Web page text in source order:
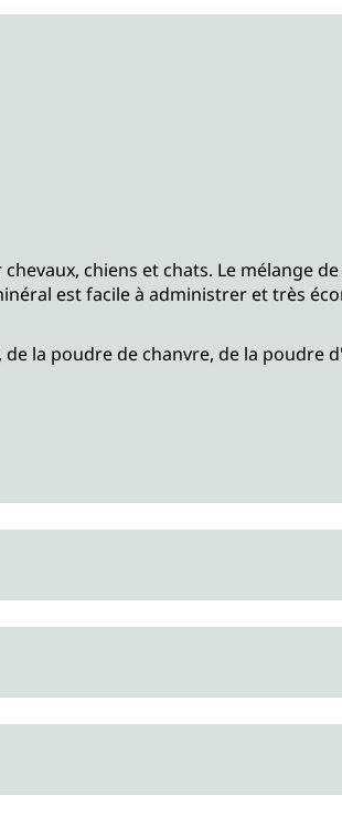
chiens et chats. Le mélange
est facile à administrer et très
la poudre de chanvre, de la poudre